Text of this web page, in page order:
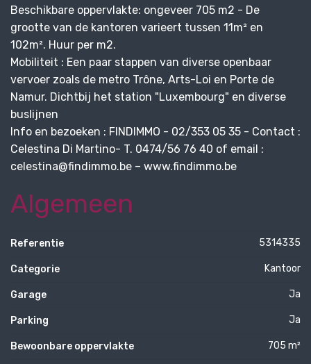
Beschikbare oppervlakte: ongeveer 705 m2 - De
grootte van de kantoren varieert tussen 11m² en
102m². Huur per m2.
Mobiliteit : Een paar stappen van diverse openbaar
vervoer zoals de metro Trône, Arts-Loi en Porte de
Namur. Dichtbij het station "Luxembourg" en diverse
buslijnen
Info en bezoeken : FINDIMMO - 02/353 05 35 - Contact :
Celestina Di Martino- T. 0474/56 76 40 of email :
celestina@findimmo.be – www.findimmo.be
Algemeen
Referentie 5314335
Categorie Kantoor
Garage Ja
Parking Ja
Bewoonbare oppervlakte 705 m²